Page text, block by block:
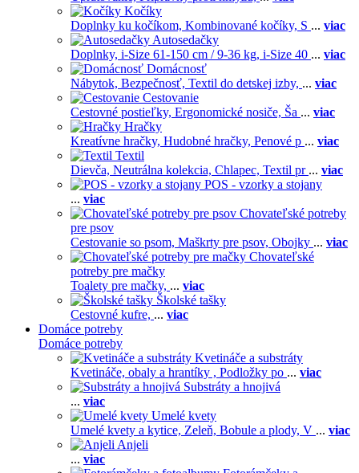
Kočíky
Doplnky ku kočíkom, Kombinované kočíky, S ... viac
Autosedačky
Doplnky, i-Size 61-150 cm / 9-36 kg, i-Size 40 ... viac
Domácnosť
Nábytok, Bezpečnosť, Textil do detskej izby, ... viac
Cestovanie
Cestovné postieľky, Ergonomické nosiče, Ša ... viac
Hračky
Kreatívne hračky, Hudobné hračky, Penové p ... viac
Textil
Dievča, Neutrálna kolekcia, Chlapec, Textil pr ... viac
POS - vzorky a stojany
... viac
Chovateľské potreby
pre psov
Cestovanie so psom, Maškrty pre psov, Obojky ... viac
Chovateľské
potreby pre mačky
Toalety pre mačky, ... viac
Školské tašky
Cestovné kufre, ... viac
Domáce potreby
Domáce potreby
Kvetináče a substráty
Kvetináče, obaly a hrantíky , Podložky po ... viac
Substráty a hnojivá
... viac
Umelé kvety
Umelé kvety a kytice, Zeleň, Bobule a plody, V ... viac
Anjeli
... viac